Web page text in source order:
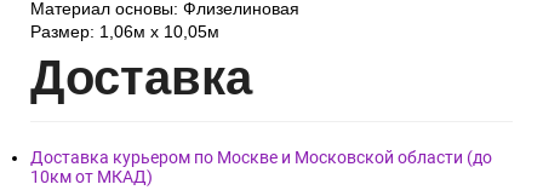
Материал основы: Флизелиновая
Размер: 1,06м х 10,05м
Доставка
Доставка курьером по Москве и Московской области (до
10км от МКАД)